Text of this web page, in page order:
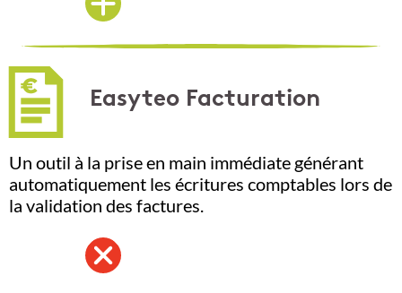
Easyteo Facturation
Un outil à la prise en main immédiate générant
automatiquement les écritures comptables lors de
la validation des factures.